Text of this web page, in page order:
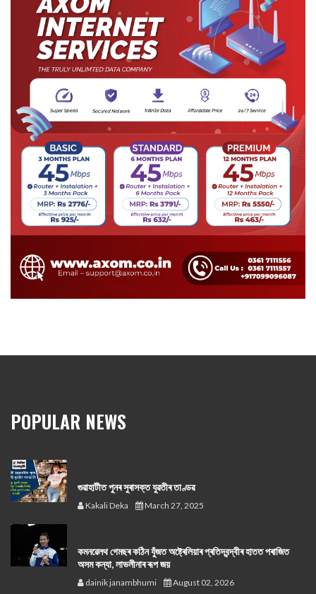
POPULAR NEWS
গুৱাহাটীত পুনৰ সুৰাসক্ত যুৱতীৰ তাণ্ডৱ
Kakali Deka March 27, 2025
কমনৱেলথ গেমছৰ কঠিন যুঁজত অষ্ট্ৰেলিয়াৰ প্ৰতিদ্বন্দ্বীৰ হাতত পৰাজিত
অসম কন্যা, লাভলীনাৰ ৰূপ জয়
dainik janambhumi August 02, 2026